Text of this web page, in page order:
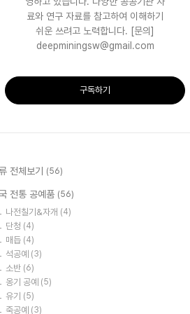
료와 연구 자료를 참고하여 이해하기
쉬운 쓰려고 노력합니다. [문의]
deepminingsw@gmail.com
구독하기
전체보기 (56)
전통 공예품 (56)
나전칠기&자개 (4)
단청 (4)
매듭 (4)
석공예 (3)
소반 (6)
옹기 공예 (5)
유기 (5)
죽공예 (3)